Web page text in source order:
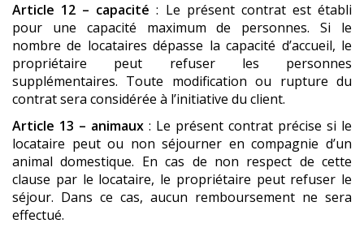
Article 12 – capacité : Le présent contrat est établi
pour une capacité maximum de personnes. Si le
nombre de locataires dépasse la capacité d’accueil, le
propriétaire peut refuser les personnes
supplémentaires. Toute modification ou rupture du
contrat sera considérée à l’initiative du client.
Article 13 – animaux : Le présent contrat précise si le
locataire peut ou non séjourner en compagnie d’un
animal domestique. En cas de non respect de cette
clause par le locataire, le propriétaire peut refuser le
séjour. Dans ce cas, aucun remboursement ne sera
effectué.